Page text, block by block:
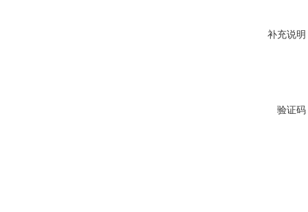
补充说明
验证码